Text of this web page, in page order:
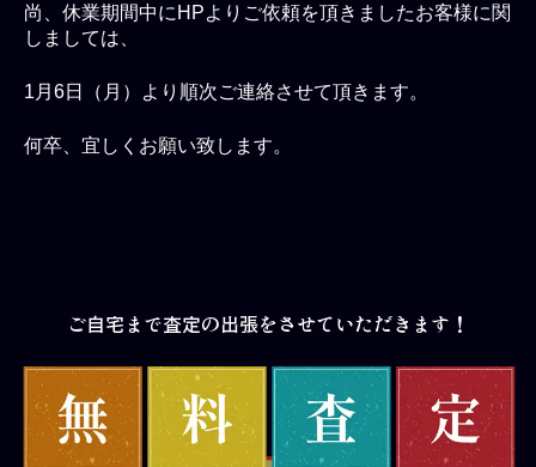
尚、休業期間中にHPよりご依頼を頂きましたお客様に関
しましては、
1月6日（月）より順次ご連絡させて頂きます。
何卒、宜しくお願い致します。
ご自宅まで査定の出張をさせていただきます！